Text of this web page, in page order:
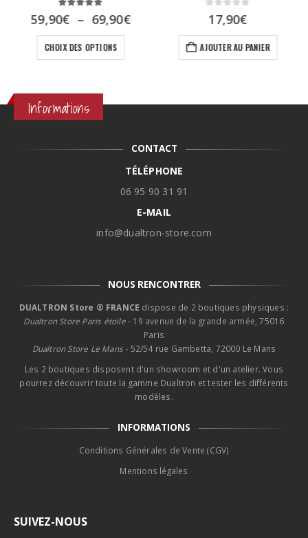
59,90€ – 69,90€Plage
CHOIX DES OPTIONS
Ce produit a plusieurs variations. Les options peuvent être choisies sur la page du produit
17,90€
AJOUTER AU PANIER
Informations
CONTACT
TÉLÉPHONE
06 95 90 31 91
E-MAIL
info@dualtron-store.com
NOUS RENCONTRER
DUALTRON Store ® FRANCE dispose de 2 boutiques physiques :
Dualtron Store Paris étoile- 19 avenue de la grande armée, 75016
Paris
Dualtron Store Le Mans - 52/54 rue Gambetta, 72000 Le Mans
Les 2 boutiques disposent d'un showroom et d'un atelier. Vous
pourrez découvrir toute la gamme Dualtron et tester les différents
modèles.
INFORMATIONS
Conditions Générales de Vente (CGV)
Mentions légales
SUIVEZ-NOUS